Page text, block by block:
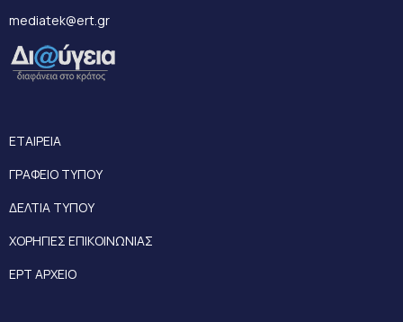
mediatek@ert.gr
ΕΤΑΙΡΕΙΑ
ΓΡΑΦΕΙΟ ΤΥΠΟΥ
ΔΕΛΤΙΑ ΤΥΠΟΥ
ΧΟΡΗΓΙΕΣ ΕΠΙΚΟΙΝΩΝΙΑΣ
ΕΡΤ ΑΡΧΕΙΟ